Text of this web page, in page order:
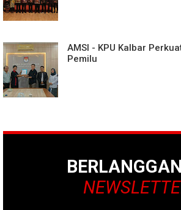
AMSI - KPU Kalbar
Pemilu